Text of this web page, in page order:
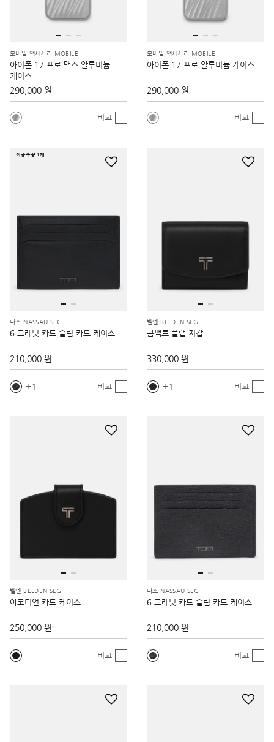
모바일 액세서리 MOBILE
아이폰 17 프로 맥스 알루미늄
케이스
290,000 원
비교
모바일 액세서리 MOBILE
아이폰 17 프로 알루미늄 케이스
290,000 원
비교
최종수량 1개
나소 NASSAU SLG
6 크레딧 카드 슬림 카드 케이스
210,000 원
1 비교
벨덴 BELDEN SLG
콤팩트 플랩 지갑
330,000 원
1 비교
벨덴 BELDEN SLG
아코디언 카드 케이스
250,000 원
비교
나소 NASSAU SLG
6 크레딧 카드 슬림 카드 케이스
210,000 원
비교